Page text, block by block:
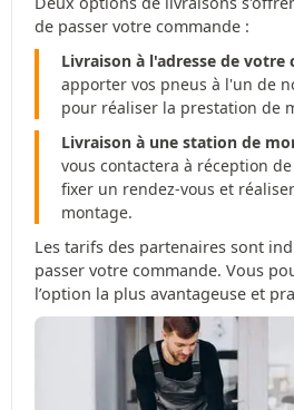
de passer votre commande :
Livraison à l'adresse de votre
apporter vos pneus à l'un de
pour réaliser la prestation de
Livraison à une station de
vous contactera à réception
fixer un rendez-vous et
montage.
Les tarifs des partenaires sont
passer votre commande. Vous
l’option la plus avantageuse et